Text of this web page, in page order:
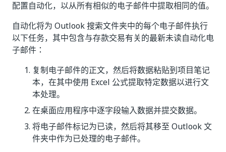
配置自动化，以从所有相似的电子邮件中提取相同的值。
自动化将为 Outlook 搜索文件夹中的每个电子邮件执行
以下任务，其中包含与存款交易有关的最新未读自动化电
子邮件：
复制电子邮件的正文，然后将数据粘贴到项目笔记
本，在其中使用 Excel 公式提取特定数据以进行文
本处理。
在桌面应用程序中逐字段输入数据并提交数据。
将电子邮件标记为已读，然后将其移至 Outlook 文
件夹中作为已处理的电子邮件。